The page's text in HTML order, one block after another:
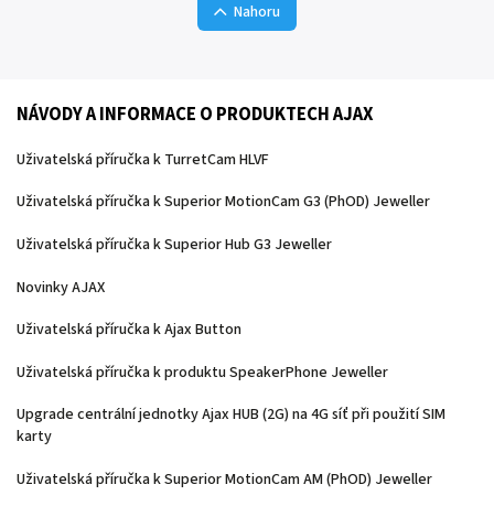
Nahoru
NÁVODY A INFORMACE O PRODUKTECH AJAX
Uživatelská příručka k TurretCam HLVF
Uživatelská příručka k Superior MotionCam G3 (PhOD) Jeweller
Uživatelská příručka k Superior Hub G3 Jeweller
Novinky AJAX
Uživatelská příručka k Ajax Button
Uživatelská příručka k produktu SpeakerPhone Jeweller
Upgrade centrální jednotky Ajax HUB (2G) na 4G síť při použití SIM
karty
Uživatelská příručka k Superior MotionCam AM (PhOD) Jeweller